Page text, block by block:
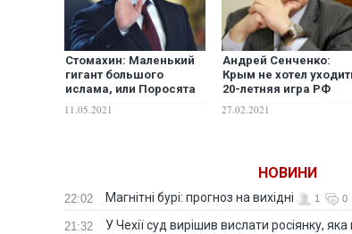
Стомахин: Маленький
гигант большого
ислама, или Поросята
идет
11.05.2021
Андрей Сенченко:
Крым не хотел
20-летняя игра РФ
спецназа
27.02.2021
НОВИНИ
22:02 Магнітні бурі: прогноз на вихідні 1 0
21:32
У Чехії суд вирішив вислати росіянку,